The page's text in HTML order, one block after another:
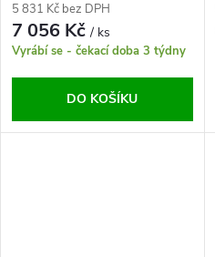
5 831 Kč bez DPH
7 056 Kč/ ks
Vyrábí se - čekací doba 3 týdny
DO KOŠÍKU